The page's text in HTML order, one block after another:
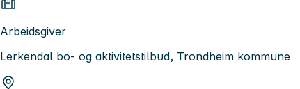
Arbeidsgiver
Lerkendal bo- og aktivitetstilbud, Trondheim kommune